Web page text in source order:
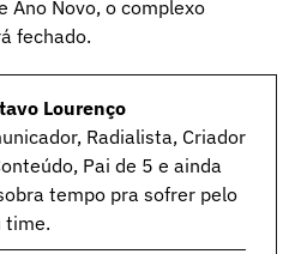
Ano Novo, o complexo
fechado.
Lourenço
Radialista, Criador
Pai de 5 e ainda
tempo pra sofrer pelo
time.